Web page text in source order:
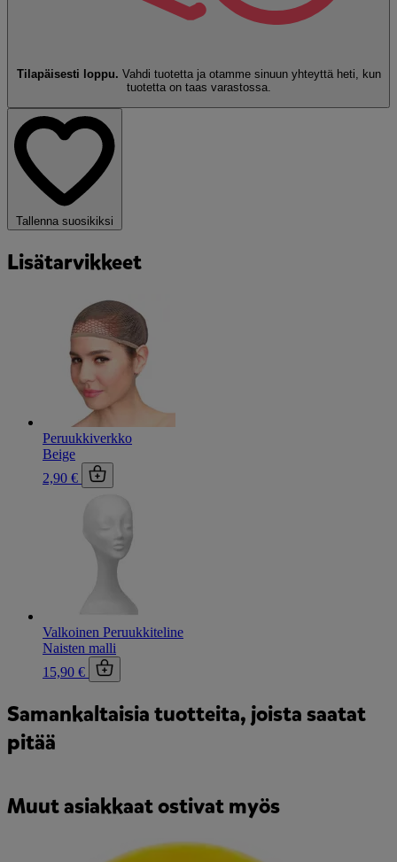
Tilapäisesti loppu. Vahdi tuotetta ja otamme sinuun yhteyttä heti, kun
tuotetta on taas varastossa.
Tallenna suosikiksi
Lisätarvikkeet
Peruukkiverkko
Beige
2,90 €
Valkoinen Peruukkiteline
Naisten malli
15,90 €
Samankaltaisia tuotteita, joista saatat
pitää
Muut asiakkaat ostivat myös